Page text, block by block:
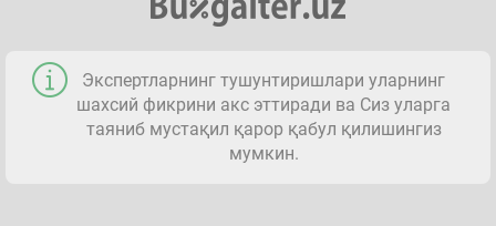
Экспертларнинг тушунтиришлари уларнинг
шахсий фикрини акс эттиради ва Сиз уларга
таяниб мустақил қарор қабул қилишингиз
мумкин.